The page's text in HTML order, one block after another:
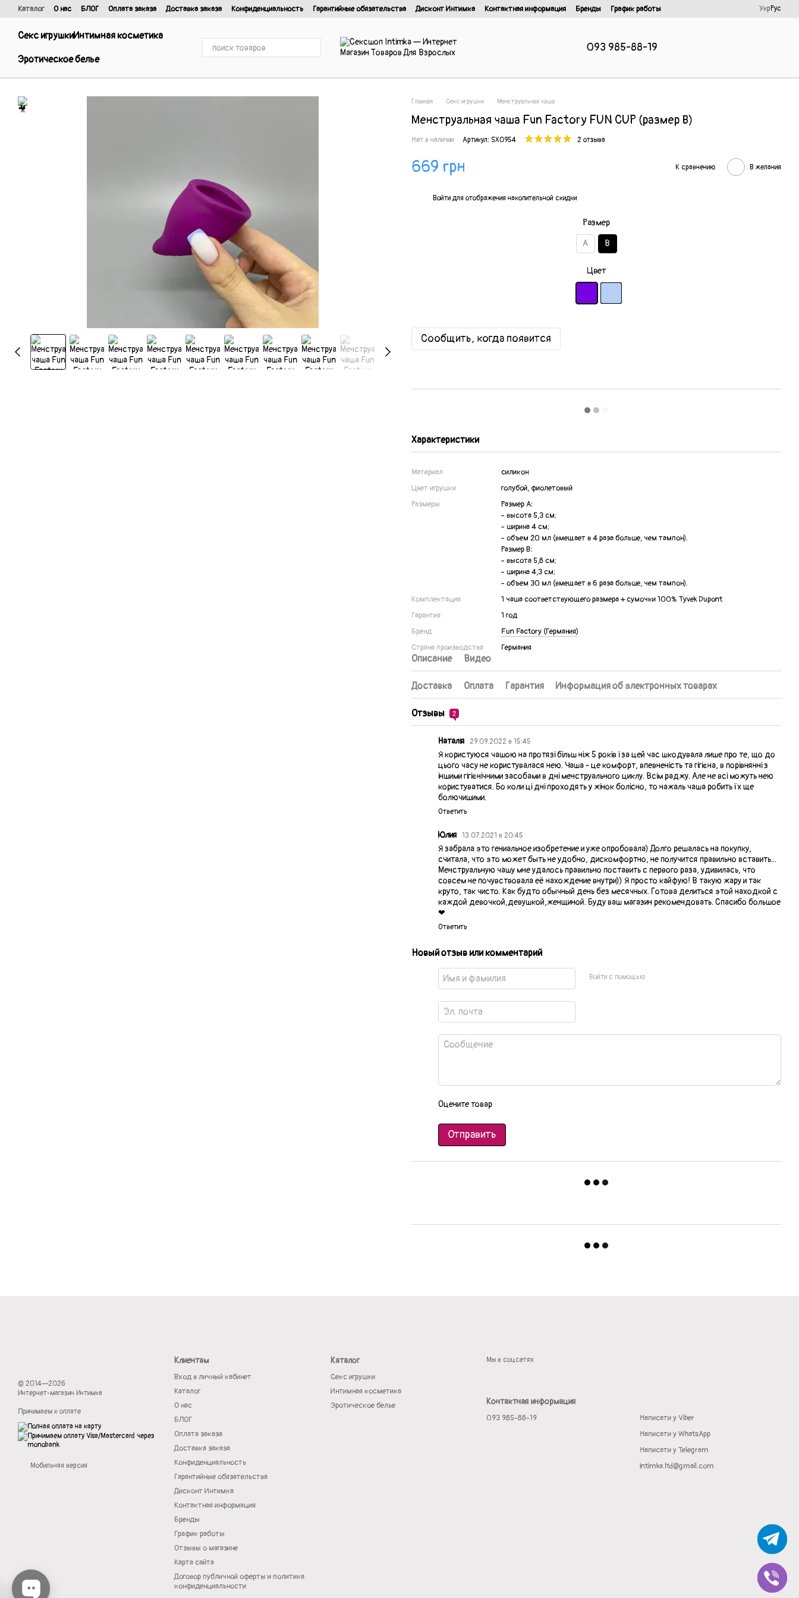
Перейти к основному контенту
Каталог О нас БЛОГ Оплата заказа Доставка заказа Конфиденциальность Гарантийные обязательства Дисконт Интимка Контактная информация Бренды
График работы
УкрРус
Секс игрушкиИнтимная косметика
Эротическое белье
093 985-88-19
Главная Секс игрушки Менструальная чаша
Менструальная чаша Fun Factory FUN CUP (размер В)
Нет в наличии Артикул: SX0954 2 отзыва
669 грн К сравнению В желания
Войти для отображения накопительной скидки
Размер
А В
Цвет
Сообщить, когда появится
Характеристики
Материал
силикон
Цвет игрушки
голубой, фиолетовый
Размеры
Размер А:
- высота 5,3 см;
- ширина 4 см;
- объем 20 мл (вмещает в 4 раза больше, чем тампон).
Размер В:
- высота 5,8 см;
- ширина 4,3 см;
- объем 30 мл (вмещает в 6 раза больше, чем тампон).
Комплектация
1 чаша соответствующего размера + сумочки 100% Tyvek Dupont
Гарантия
1 год
Бренд
Fun Factory (Германия)
Страна производства
Германия
Описание Видео
Доставка Оплата Гарантия Информация об электронных товарах
Отзывы 2
Наталія 29.09.2022 в 15:45
Я користуюся чашою на протязі більш ніж 5 років і за цей час шкодувала лише про те, що до
цього часу не користувалася нею. Чаша - це комфорт, впевненість та гігієна, в порівнянні з
іншими гігієнічними засобами в дні менструального циклу. Всім раджу. Але не всі можуть нею
користуватися. Бо коли ці дні проходять у жінок болісно, то нажаль чаша робить їх ще
болючишими.
Ответить
Юлия 13.07.2021 в 20:45
Я забрала это гениальное изобретение и уже опробовала) Долго решалась на покупку,
считала, что это может быть не удобно, дискомфортно, не получится правильно вставить...
Менструальную чашу мне удалось правильно поставить с первого раза, удивилась, что
совсем не почувствовала её нахождение внутри)) Я просто кайфую! В такую жару и так
круто, так чисто. Как будто обычный день без месячных. Готова делиться этой находкой с
каждой девочкой,девушкой,женщиной. Буду ваш магазин рекомендовать. Спасибо большое
❤
Ответить
Новый отзыв или комментарий
Войти с помощью
Оцените товар
Отправить
© 2014—2026
Интернет-магазин Интимка
Принимаем к оплате
Мобильная версия
Клиентам
Вход в личный кабинет
Каталог
О нас
БЛОГ
Оплата заказа
Доставка заказа
Конфиденциальность
Гарантийные обязательства
Дисконт Интимка
Контактная информация
Бренды
График работы
Отзывы о магазине
Карта сайта
Договор публичной оферты и политика
конфиденциальности
Каталог
Секс игрушки
Интимная косметика
Эротическое белье
Мы в соцсетях
Контактная информация
093 985-88-19
Написати у Viber
Написати у WhatsApp
Написати у Telegram
intimka.ltd@gmail.com